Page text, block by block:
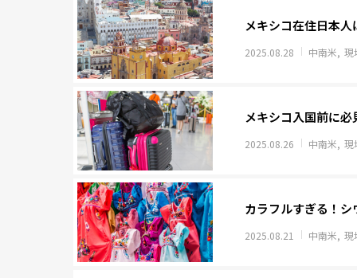
メキシコ在住日本人
2025.08.28 中南米 現
メキシコ入国前に
2025.08.26 中南米 現
カラフルすぎる！
2025.08.21 中南米 現